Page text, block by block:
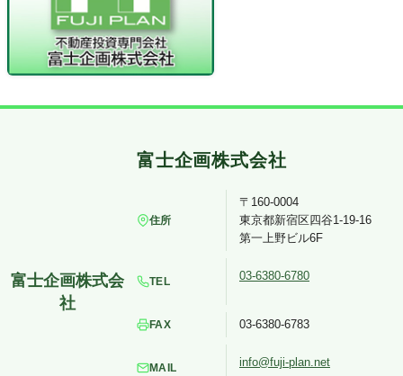
住所
〒160-0004
東京都新宿区四谷1-19-16
第一上野ビル6F
TEL 03-6380-6780
FAX 03-6380-6783
MAIL info@fuji-plan.net